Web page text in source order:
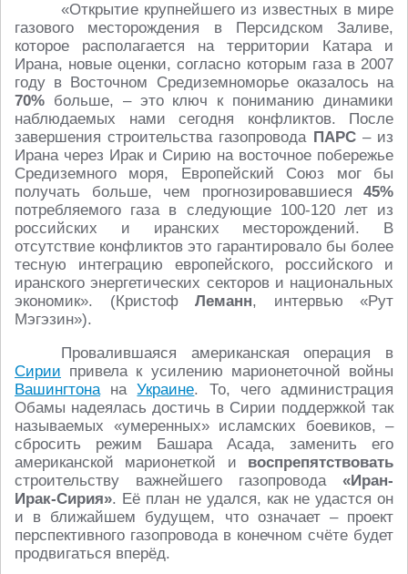
«Открытие крупнейшего из известных в мире
газового месторождения в Персидском Заливе,
которое располагается на территории Катара и
Ирана, новые оценки, согласно которым газа в 2007
году в Восточном Средиземноморье оказалось на
70% больше, – это ключ к пониманию динамики
наблюдаемых нами сегодня конфликтов. После
завершения строительства газопровода ПАРС– из
Ирана через Ирак и Сирию на восточное побережье
Средиземного моря, Европейский Союз мог бы
получать больше, чем прогнозировавшиеся 45%
потребляемого газа в следующие 100-120 лет из
российских и иранских месторождений. В
отсутствие конфликтов это гарантировало бы более
тесную интеграцию европейского, российского и
иранского энергетических секторов и национальных
экономик». (Кристоф Леманн, интервью «Рут
Мэгэзин»).
Провалившаяся американская операция в
Сирии привела к усилению марионеточной войны
ВашингтонанаУкраине. То, чего администрация
Обамы надеялась достичь в Сирии поддержкой так
называемых «умеренных» исламских боевиков, –
сбросить режим Башара Асада, заменить его
американской марионеткой и воспрепятствовать
строительству важнейшего газопровода «Иран-
Ирак-Сирия». Её план не удался, как не удастся он
и в ближайшем будущем, что означает – проект
перспективного газопровода в конечном счёте будет
продвигаться вперёд.